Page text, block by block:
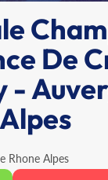
De
-
Rhone Alpes